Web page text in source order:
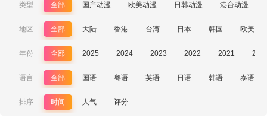
类型 全部 国产动漫 欧美动漫 日韩动漫 港台动漫
地区 全部 大陆 香港 台湾 日本 韩国 欧美
年份 全部 2025 2024 2023 2022 2021
语言 全部 国语 粤语 英语 日语 韩语 泰语
排序 时间 人气 评分